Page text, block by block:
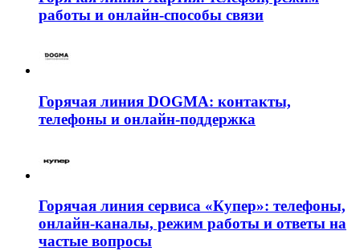
работы и онлайн-способы связи
Горячая линия DOGMA: контакты,
телефоны и онлайн-поддержка
Горячая линия сервиса «Купер»: телефоны,
онлайн-каналы, режим работы и ответы на
частые вопросы